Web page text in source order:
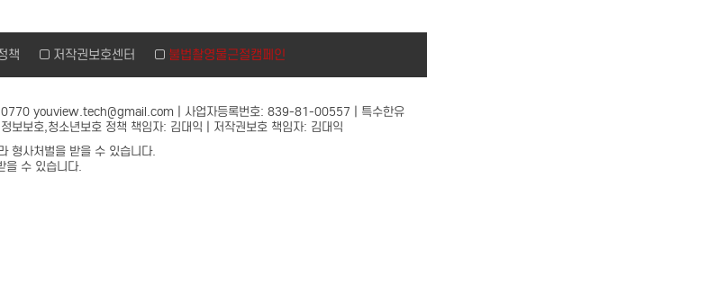
책 저작권보호센터 불법촬영물근절캠페인
youview.tech@gmail.com | 사업자등록번호: 839-81-00557 | 특수한유
보호,청소년보호 정책 책임자: 김대익 | 저작권보호 책임자: 김대익
형사처벌을 받을 수 있습니다.
을 수 있습니다.